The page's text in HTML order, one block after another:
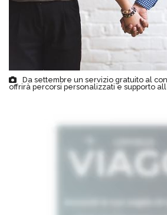
Da settembre un servizio gratuito al
offrirà percorsi personalizzati e supporto